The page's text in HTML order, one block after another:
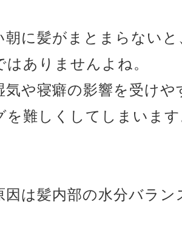
朝に髪がまとまらない
はありませんよね。
気や寝癖の影響を受け
を難しくしてしまいま
因は髪内部の水分バラ